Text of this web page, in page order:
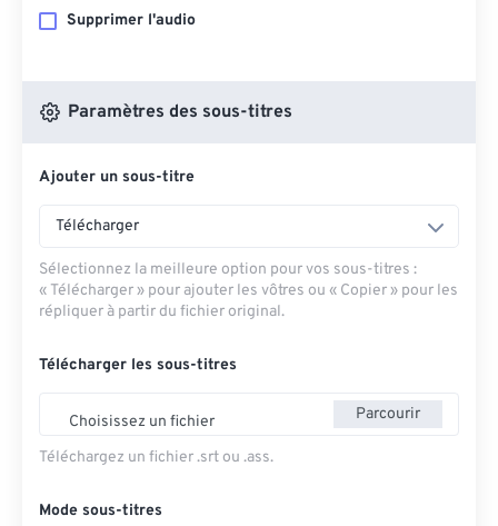
Supprimer l'audio
Paramètres des sous-titres
Ajouter un sous-titre
Télécharger
Sélectionnez la meilleure option pour vos sous-titres :
« Télécharger » pour ajouter les vôtres ou « Copier » pour les
répliquer à partir du fichier original.
Télécharger les sous-titres
Choisissez un fichier Parcourir
Téléchargez un fichier .srt ou .ass.
Mode sous-titres